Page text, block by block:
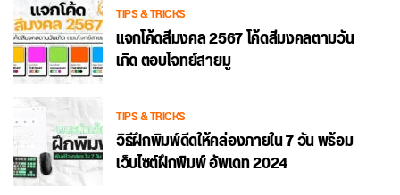
TIPS & TRICKS
แจกโค้ดสีมงคล 2567 โค้ดสีมงคลตามวัน
เกิด ตอบโจทย์สายมู
TIPS & TRICKS
วิธีฝึกพิมพ์ดีดให้คล่องภายใน 7 วัน พร้อม
เว็บไซต์ฝึกพิมพ์ อัพเดท 2024